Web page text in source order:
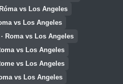
vs Los Angeles
vs Los Angeles
Roma vs Los Angeles
vs Los Angeles
vs Los Angeles
vs Los Angeles